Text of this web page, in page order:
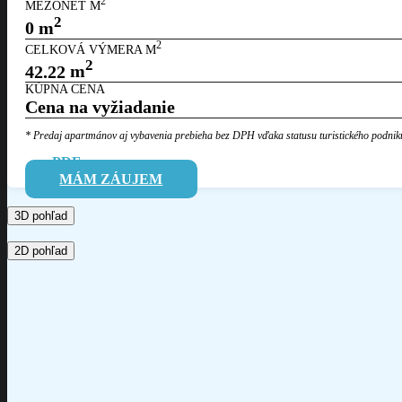
MEZONET M
0 m2
CELKOVÁ VÝMERA M2
42.22 m2
KÚPNA CENA
Cena na vyžiadanie
* Predaj apartmánov aj vybavenia prebieha bez DPH vďaka statusu turistického
PDF
MÁM ZÁUJEM
3D pohľad
2D pohľad